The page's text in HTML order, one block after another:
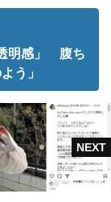
明感」 腹ち
う」